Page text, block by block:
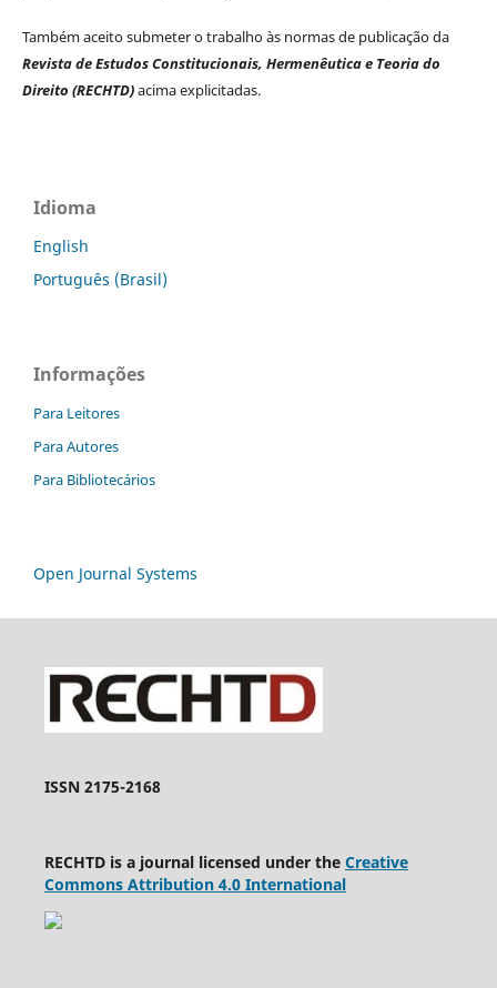
Também aceito submeter o trabalho às normas de publicação da
Revista de Estudos Constitucionais, Hermenêutica e Teoria do
Direito (RECHTD)acima explicitadas.
Idioma
English
Português (Brasil)
Informações
Para Leitores
Para Autores
Para Bibliotecários
Open Journal Systems
ISSN 2175-2168
RECHTD is a journal licensed under the Creative
Commons Attribution 4.0 International